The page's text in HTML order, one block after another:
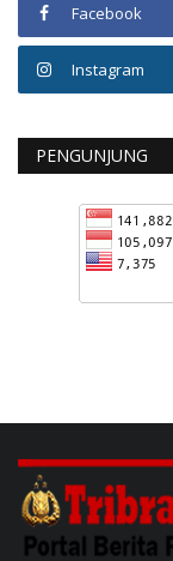
Facebook
Instagram
PENGUNJUNG